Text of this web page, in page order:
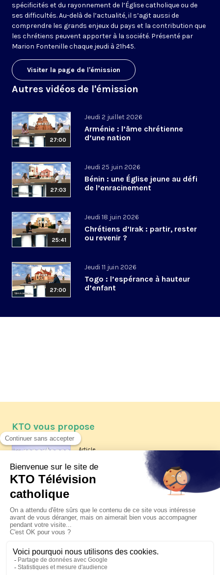
spécificités et du rayonnement de l’Église catholique ou de
ses difficultés. Au-delà de l’actualité, il s’agit aussi de
comprendre les grands enjeux du pays et la contribution que
les chrétiens peuvent apporter à la société. Présenté par
Marion Fontenille chaque jeudi à 21h45.
Visiter la page de l'émission
Autres vidéos de l'émission
27:00
Jeudi 2 juillet 2026
Arménie : l’âme chrétienne
d’une nation
27:03
Jeudi 25 juin 2026
Bénin : une Église jeune au défi
de l’enracinement
25:41
Jeudi 18 juin 2026
Chrétiens d’Irak : partir, rester
ou revenir ?
27:00
Jeudi 11 juin 2026
Togo : l’espérance à hauteur
d’enfant
KTO vous propose
Article
Les reportages d'été 2026 de KTO
La visite pastorale du pape Léon
XIV à Assise à suivre sur KTO le
jeudi 6 août
Le pape en Uruguay, Argentine et
Pérou du 6 au 17 novembre 2026